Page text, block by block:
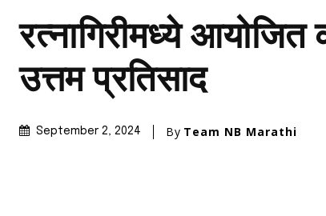
रत्नागिरीमध्ये आयोजित
उत्तम प्रतिसाद
September 2, 2024 By Team NB Marathi